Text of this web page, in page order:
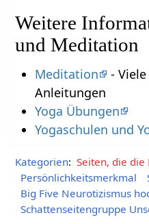
Weitere
und Meditation
Meditation
-
Anleitungen
Yoga Übungen
Yogaschulen und
Kategorien: Seiten, die die
Persönlichkeitsmerkmal
Big Five Neurotizismus
Schattenseitengruppe